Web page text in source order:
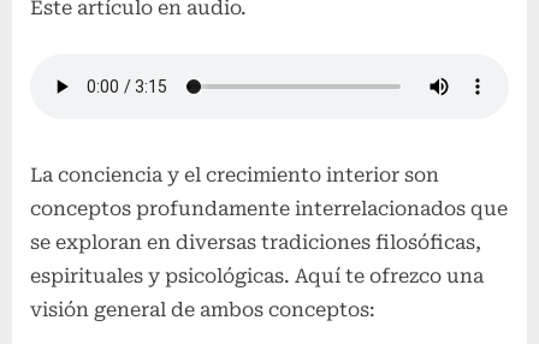
Este artículo en audio.
La conciencia y el crecimiento interior son
conceptos profundamente interrelacionados que
se exploran en diversas tradiciones filosóficas,
espirituales y psicológicas. Aquí te ofrezco una
visión general de ambos conceptos: